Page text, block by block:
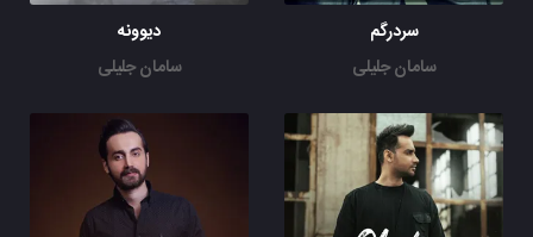
سردرگم
سامان جلیلی
دیوونه
سامان جلیلی